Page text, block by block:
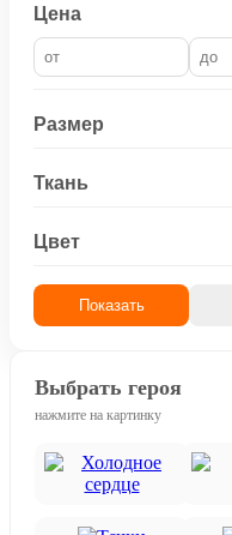
Цена
Размер
Ткань
Цвет
Показать
Выбрать героя
нажмите на картинку